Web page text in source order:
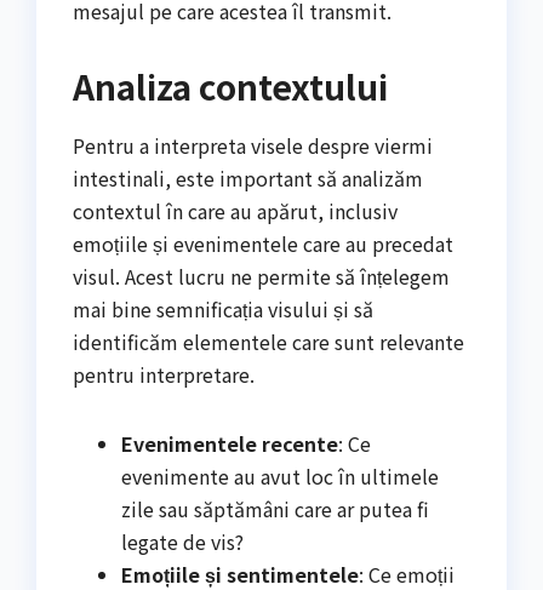
mesajul pe care acestea îl transmit.
Analiza contextului
Pentru a interpreta visele despre viermi
intestinali, este important să analizăm
contextul în care au apărut, inclusiv
emoțiile și evenimentele care au precedat
visul. Acest lucru ne permite să înțelegem
mai bine semnificația visului și să
identificăm elementele care sunt relevante
pentru interpretare.
Evenimentele recente: Ce
evenimente au avut loc în ultimele
zile sau săptămâni care ar putea fi
legate de vis?
Emoțiile și sentimentele: Ce emoții